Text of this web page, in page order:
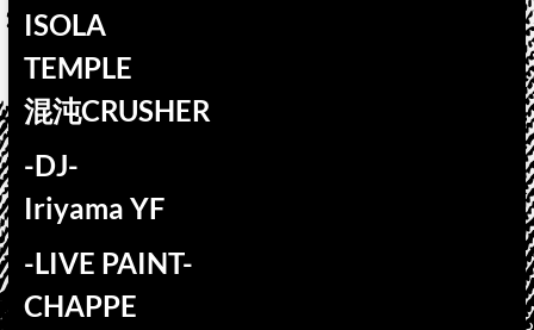
ISOLA
TEMPLE
混沌CRUSHER
-DJ-
Iriyama YF
-LIVE PAINT-
CHAPPE